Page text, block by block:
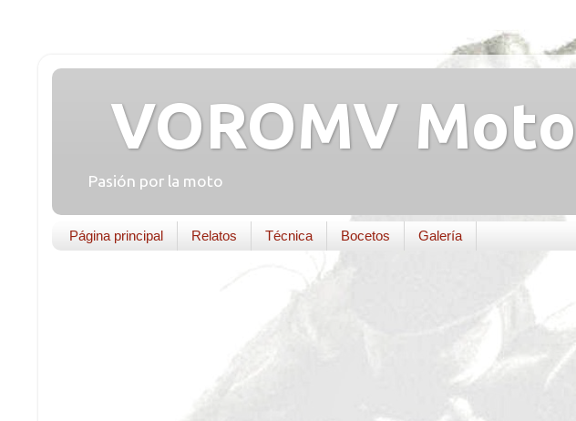
VOROMV Moto
Pasión por la moto
Página principal Relatos Técnica Bocetos Galería